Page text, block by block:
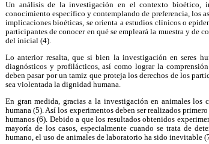
Un análisis de la investigación en el contexto bioético,
conocimiento específico y contemplando de preferencia, los
implicaciones bioéticas, se orienta a estudios clínicos o
participantes de conocer en qué se empleará la muestra y de
del inicial (4).
Lo anterior resalta, que si bien la investigación en seres
diagnósticos y profilácticos, así como lograr la
deben pasar por un tamiz que proteja los derechos de los
sea violentada la dignidad humana.
En gran medida, gracias a la investigación en animales los
humana (5). Así los experimentos deben ser realizados
humanos (6). Debido a que los resultados obtenidos
mayoría de los casos, especialmente cuando se trata de
humano, el uso de animales de laboratorio ha sido inevitable